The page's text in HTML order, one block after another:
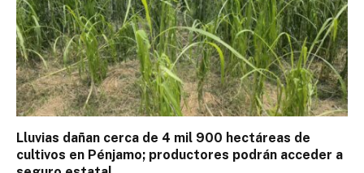
Lluvias dañan cerca de 4 mil 900 hectáreas de
cultivos en Pénjamo; productores podrán acceder a